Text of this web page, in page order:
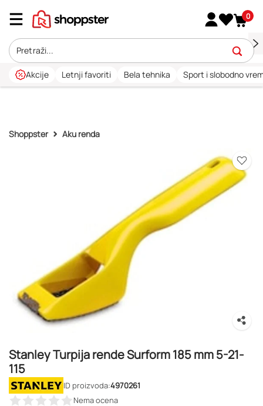
0
Akcije Letnji favoriti Bela tehnika Sport i slobodno
Shoppster Aku renda
Stanley Turpija rende Surform 185 mm 5-21-
115
ID proizvoda:4970261
Nema ocena